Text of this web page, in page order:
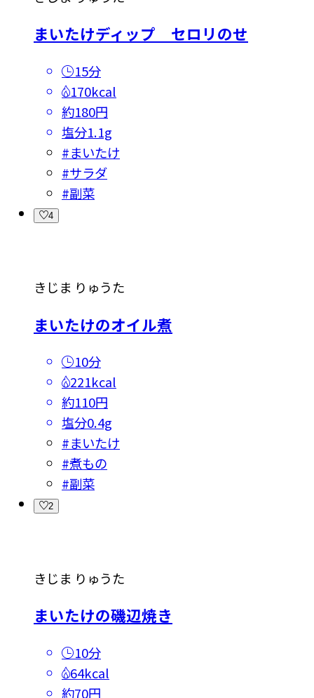
まいたけディップ セロリのせ
15分
170kcal
約180円
塩分1.1g
#まいたけ
#サラダ
#副菜
4
きじま りゅうた
まいたけのオイル煮
10分
221kcal
約110円
塩分0.4g
#まいたけ
#煮もの
#副菜
2
きじま りゅうた
まいたけの磯辺焼き
10分
64kcal
約70円